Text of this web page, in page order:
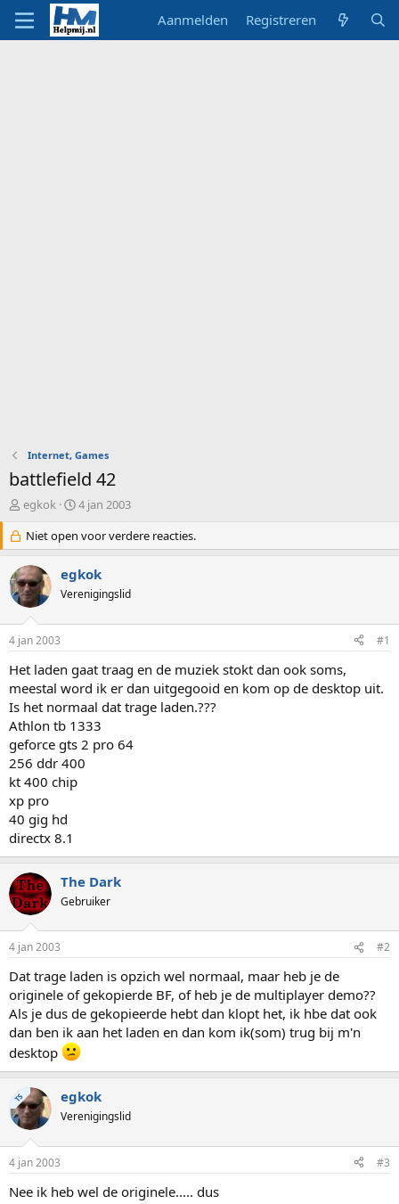
Aanmelden Registreren
Internet, Games
battlefield 42
O
d
e
r
w
e
s
t
a
r
t
e
r
egkok
S
a
r
t
d
a
m
4 jan 2003
Niet open voor verdere reacties.
egkok
Verenigingslid
4 jan 2003 #1
Het laden gaat traag en de muziek stokt dan ook soms,
meestal word ik er dan uitgegooid en kom op de desktop uit.
Is het normaal dat trage laden.???
Athlon tb 1333
geforce gts 2 pro 64
256 ddr 400
kt 400 chip
xp pro
40 gig hd
directx 8.1
The Dark
Gebruiker
4 jan 2003 #2
Dat trage laden is opzich wel normaal, maar heb je de
originele of gekopierde BF, of heb je de multiplayer demo??
Als je dus de gekopieerde hebt dan klopt het, ik hbe dat ook
dan ben ik aan het laden en dan kom ik(som) trug bij m'n
desktop
TS egkok
Verenigingslid
4 jan 2003 #3
Nee ik heb wel de originele..... dus